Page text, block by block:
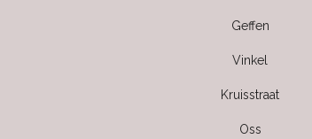
Geffen
Vinkel
Kruisstraat
Oss